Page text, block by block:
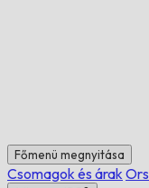
Főmenü megnyitása
Csomagok és árak